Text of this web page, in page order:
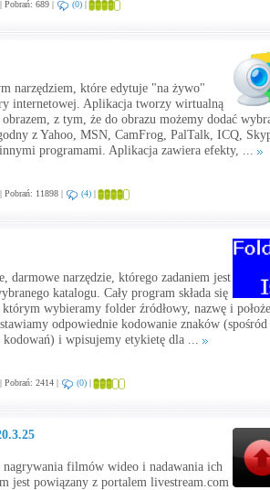
Pobrań: 689 | (0) |
narzędziem, które edytuje "na żywo"
internetowej. Aplikacja tworzy wirtualną
z tym, że do obrazu możemy dodać
z Yahoo, MSN, CamFrog, PalTalk, ICQ,
programami. Aplikacja zawiera efekty, ...
Pobrań: 11898 | (4) |
darmowe narzędzie, którego zadaniem jest
katalogu. Cały program składa się
wybieramy folder źródłowy, nazwę i
odpowiednie kodowanie znaków (spośród
kodowań) i wpisujemy etykietę dla ...
Pobrań: 2414 | (0) |
nagrywania filmów wideo i nadawania ich
jest powiązany z portalem livestream.com